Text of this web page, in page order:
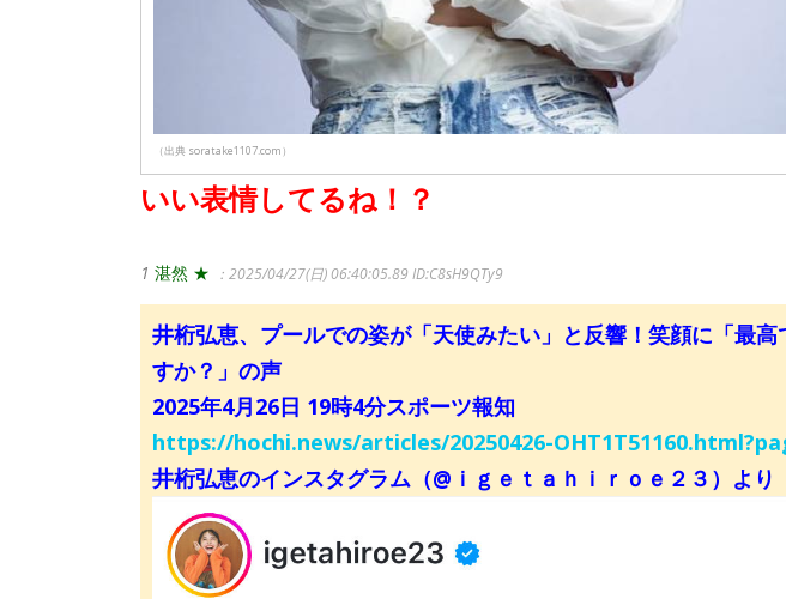
（出典 soratake1107.com）
いい表情してるね！？
1 湛然 ★ ：2025/04/27(日) 06:40:05.89 ID:C8sH9QTy9
井桁弘恵、プールでの姿が「天使みたい」と反響！笑顔に「最
すか？」の声
2025年4月26日 19時4分スポーツ報知
https://hochi.news/articles/20250426-
井桁弘恵のインスタグラム（@ｉｇｅｔａｈｉｒｏｅ２３）より